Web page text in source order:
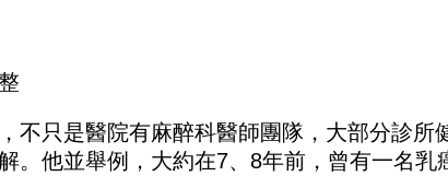
不只是醫院有麻醉科醫師團隊，大部分診所
。他並舉例，大約在7、8年前，曾有一名乳